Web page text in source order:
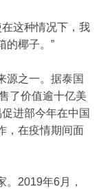
在这种情况下，我
的椰子。”
源之一。据泰国
了价值逾十亿美
进部今年在中国
，在疫情期间面
。2019年6月，